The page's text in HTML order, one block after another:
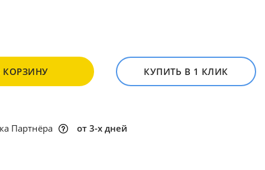
КОРЗИНУ КУПИТЬ В 1 КЛИК
Партнёра от 3-х дней